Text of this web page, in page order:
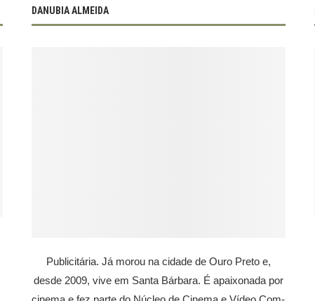
DANUBIA ALMEIDA
Publicitária. Já morou na cidade de Ouro Preto e,
desde 2009, vive em Santa Bárbara. É apaixonada por